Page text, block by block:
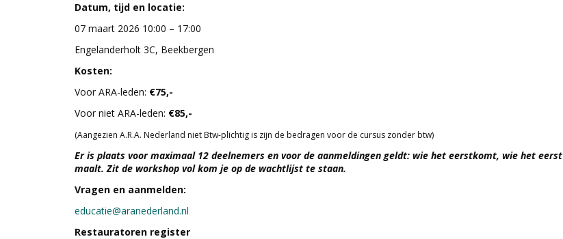
Datum, tijd en locatie:
07 maart 2026 10:00 – 17:00
Engelanderholt 3C, Beekbergen
Kosten:
Voor ARA-leden: €75,-
Voor niet ARA-leden: €85,-
(Aangezien A.R.A. Nederland niet Btw-plichtig is zijn de bedragen voor de cursus zonder btw)
Er is plaats voor maximaal 12 deelnemers en voor de aanmeldingen geldt: wie het eerstkomt, wie het eerst
maalt. Zit de workshop vol kom je op de wachtlijst te staan.
Vragen en aanmelden:
educatie@aranederland.nl
Restauratoren register